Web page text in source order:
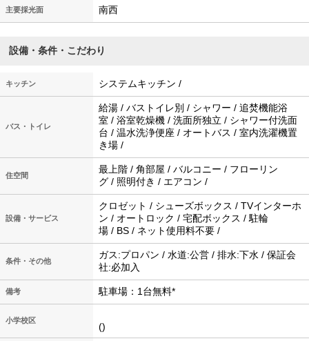
主要採光面 南西
設備・条件・こだわり
キッチン システムキッチン /
バス・トイレ
給湯 / バストイレ別 / シャワー / 追焚機能浴
室 / 浴室乾燥機 / 洗面所独立 / シャワー付洗面
台 / 温水洗浄便座 / オートバス / 室内洗濯機置
き場 /
住空間
最上階 / 角部屋 / バルコニー / フローリン
グ / 照明付き / エアコン /
設備・サービス
クロゼット / シューズボックス / TVインターホ
ン / オートロック / 宅配ボックス / 駐輪
場 / BS / ネット使用料不要 /
条件・その他
ガス:プロパン / 水道:公営 / 排水:下水 / 保証会
社:必加入
備考 駐車場：1台無料*
小学校区
()